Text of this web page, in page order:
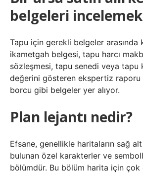
belgeleri
Tapu için gerekli belgeler arasında
ikametgah belgesi, tapu harcı
sözleşmesi, tapu senedi veya tapu
değerini gösteren ekspertiz raporu
borcu gibi belgeler yer alıyor.
Plan lejantı nedir?
Efsane, genellikle haritaların sağ
bulunan özel karakterler ve
bölümdür. Bu bölüm harita için çok